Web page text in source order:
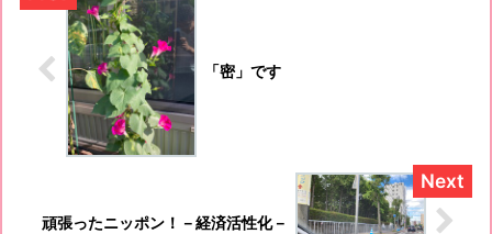
「密」です
頑張ったニッポン！－経済活性化－